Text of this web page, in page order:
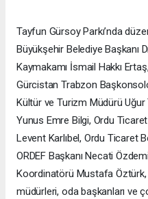
Tayfun Gürsoy Parkı’nda
Büyükşehir Belediye Başkanı
Kaymakamı İsmail Hakkı
Gürcistan Trabzon
Kültür ve Turizm Müdürü Uğur
Yunus Emre Bilgi, Ordu
Levent Karlıbel, Ordu Ticaret
ORDEF Başkanı Necati
Koordinatörü Mustafa
müdürleri, oda başkanları ve